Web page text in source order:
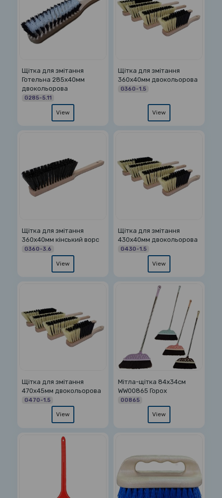
Щітка для змітання
Готельна 285х40мм
двокольорова
G285-5.11
View
Щітка для змітання
360х40мм двокольорова
G360-1.5
View
Щітка для змітання
360х40мм кінський ворс
G360-3.6
View
Щітка для змітання
430х40мм двокольорова
G430-1.5
View
Щітка для змітання
470х45мм двокольорова
G470-1.5
View
Мітла-щітка 84х34см
WW00865 Горох
00865
View